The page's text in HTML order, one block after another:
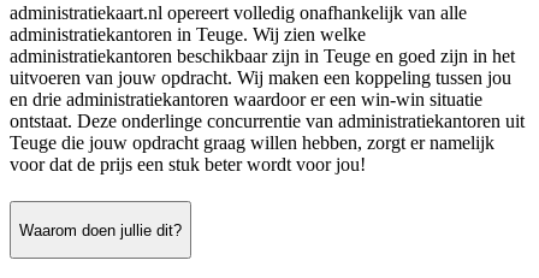
administratiekaart.nl opereert volledig onafhankelijk van alle
administratiekantoren in Teuge. Wij zien welke
administratiekantoren beschikbaar zijn in Teuge en goed zijn in het
uitvoeren van jouw opdracht. Wij maken een koppeling tussen jou
en drie administratiekantoren waardoor er een win-win situatie
ontstaat. Deze onderlinge concurrentie van administratiekantoren uit
Teuge die jouw opdracht graag willen hebben, zorgt er namelijk
voor dat de prijs een stuk beter wordt voor jou!
Waarom doen jullie dit?